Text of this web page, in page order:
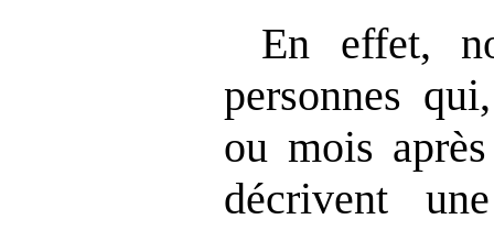
En effet,
personnes
ou mois
décrivent